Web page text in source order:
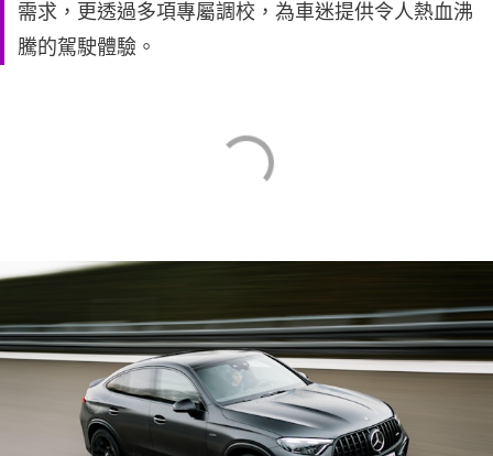
需求，更透過多項專屬調校，為車迷提供令人熱血沸
騰的駕駛體驗。